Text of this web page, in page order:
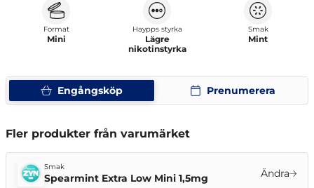
Engångsköp Prenumerera
Format
Mini
Haypps styrka
Lägre
nikotinstyrka
Smak
Mint
Fler produkter från varumärket
Smak
Spearmint Extra Low Mini 1,5mg Ändra